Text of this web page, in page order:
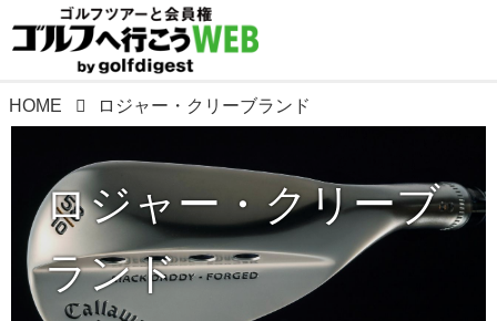
HOME ロジャー・クリーブランド
ロジャー・クリーブ
ランド